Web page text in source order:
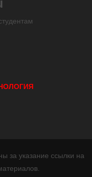
за указание ссылки на